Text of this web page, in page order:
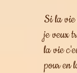
Si la vie
je veux
la vie
pour en